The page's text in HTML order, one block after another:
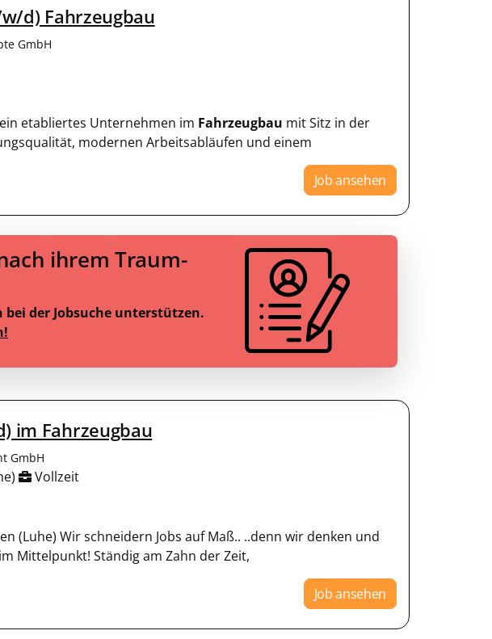
d) Fahrzeugbau
GmbH
etabliertes Unternehmen im Fahrzeugbau mit Sitz in der
modernen Arbeitsabläufen und einem
Job ansehen
ihrem Traum-
der Jobsuche unterstützen.
im Fahrzeugbau
GmbH
Vollzeit
(Luhe) Wir schneidern Jobs auf Maß.. ..denn wir denken und
Mittelpunkt! Ständig am Zahn der Zeit,
Job ansehen